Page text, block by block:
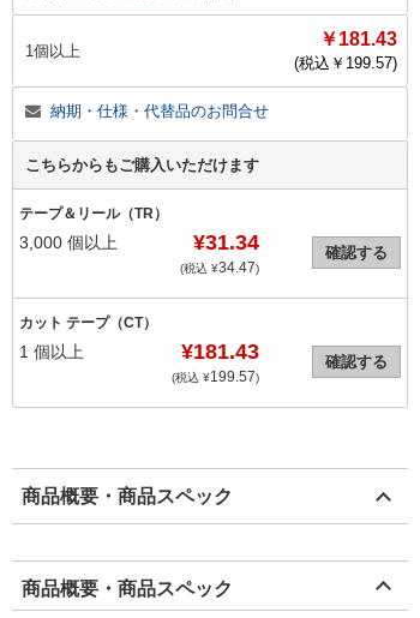
1個以上
￥181.43
(税込￥ 199.57)
納期・仕様・代替品のお問合せ
こちらからもご購入いただけます
テープ＆リール（TR）
3,000 個以上 ¥31.34
(税込 ¥34.47)
確認する
カット テープ（CT）
1 個以上 ¥181.43
(税込 ¥199.57)
確認する
商品概要・商品スペック
商品概要・商品スペック